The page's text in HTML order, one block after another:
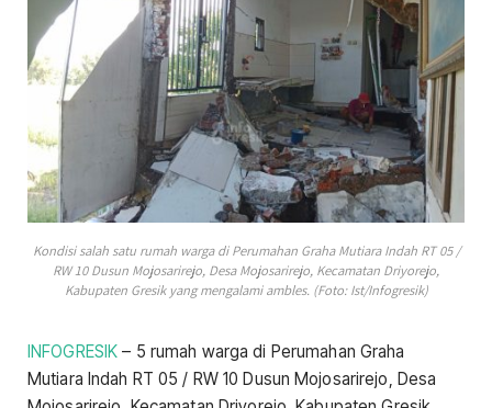
Kondisi salah satu rumah warga di Perumahan Graha Mutiara Indah RT 05 /
RW 10 Dusun Mojosarirejo, Desa Mojosarirejo, Kecamatan Driyorejo,
Kabupaten Gresik yang mengalami ambles. (Foto: Ist/Infogresik)
INFOGRESIK – 5 rumah warga di Perumahan Graha
Mutiara Indah RT 05 / RW 10 Dusun Mojosarirejo, Desa